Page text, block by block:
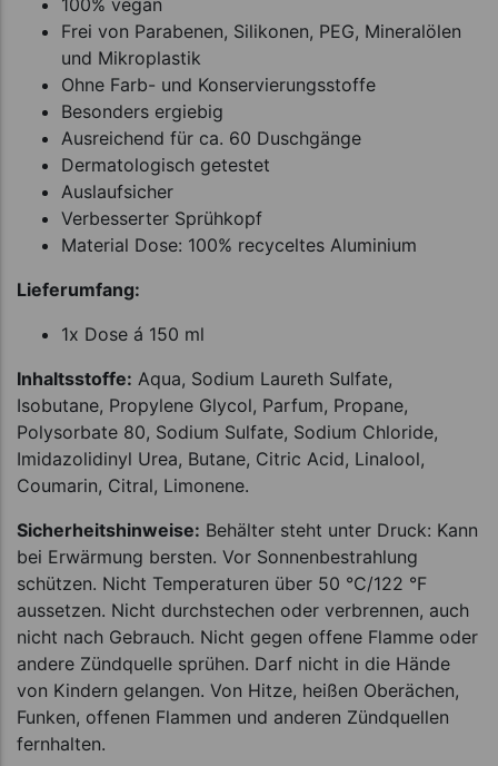
Frei von Parabenen, Silikonen, PEG, Mineralölen
und Mikroplastik
Ohne Farb- und Konservierungsstoffe
Besonders ergiebig
Ausreichend für ca. 60 Duschgänge
Dermatologisch getestet
Auslaufsicher
Verbesserter Sprühkopf
Material Dose: 100% recyceltes Aluminium
Lieferumfang:
1x Dose á 150 ml
Inhaltsstoffe: Aqua, Sodium Laureth Sulfate,
Isobutane, Propylene Glycol, Parfum, Propane,
Polysorbate 80, Sodium Sulfate, Sodium Chloride,
Imidazolidinyl Urea, Butane, Citric Acid, Linalool,
Coumarin, Citral, Limonene.
Sicherheitshinweise: Behälter steht unter Druck: Kann
bei Erwärmung bersten. Vor Sonnenbestrahlung
schützen. Nicht Temperaturen über 50 °C/122 °F
aussetzen. Nicht durchstechen oder verbrennen, auch
nicht nach Gebrauch. Nicht gegen offene Flamme oder
andere Zündquelle sprühen. Darf nicht in die Hände
von Kindern gelangen. Von Hitze, heißen Oberächen,
Funken, offenen Flammen und anderen Zündquellen
fernhalten.